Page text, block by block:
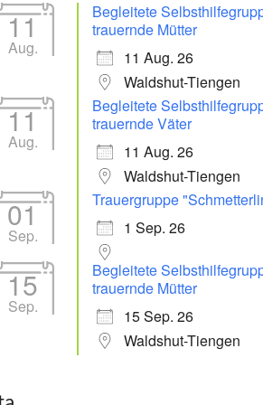
11
Aug.
Begleitete
trauernde Mütter
11 Aug. 26
Waldshut-Tiengen
11
Aug.
Begleitete
trauernde Väter
11 Aug. 26
Waldshut-Tiengen
01
Sep.
Trauergruppe
1 Sep. 26
15
Sep.
Begleitete
trauernde Mütter
15 Sep. 26
Waldshut-Tiengen